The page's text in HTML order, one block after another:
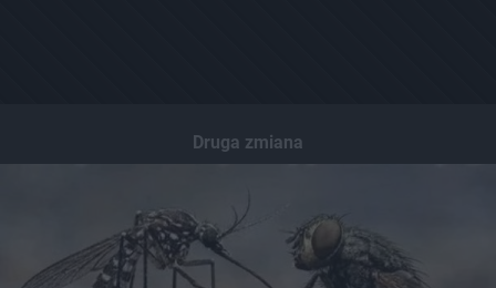
Druga zmiana